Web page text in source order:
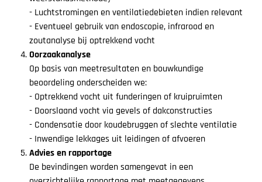
- Luchtstromingen en ventilatiedebieten indien relevant
- Eventueel gebruik van endoscopie, infrarood en
zoutanalyse bij optrekkend vocht
Oorzaakanalyse
Op basis van meetresultaten en bouwkundige
beoordeling onderscheiden we:
- Optrekkend vocht uit funderingen of kruipruimten
- Doorslaand vocht via gevels of dakconstructies
- Condensatie door koudebruggen of slechte ventilatie
- Inwendige lekkages uit leidingen of afvoeren
Advies en rapportage
De bevindingen worden samengevat in een